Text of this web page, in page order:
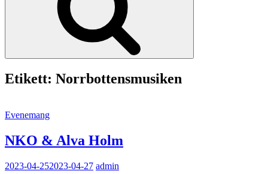
Etikett: Norrbottensmusiken
Kategorilänkar
Evenemang
NKO & Alva Holm
2023-04-252023-04-27 admin